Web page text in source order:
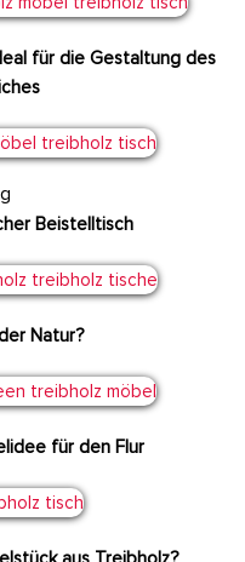
für die Gestaltung des
Beistelltisch
Natur?
für den Flur